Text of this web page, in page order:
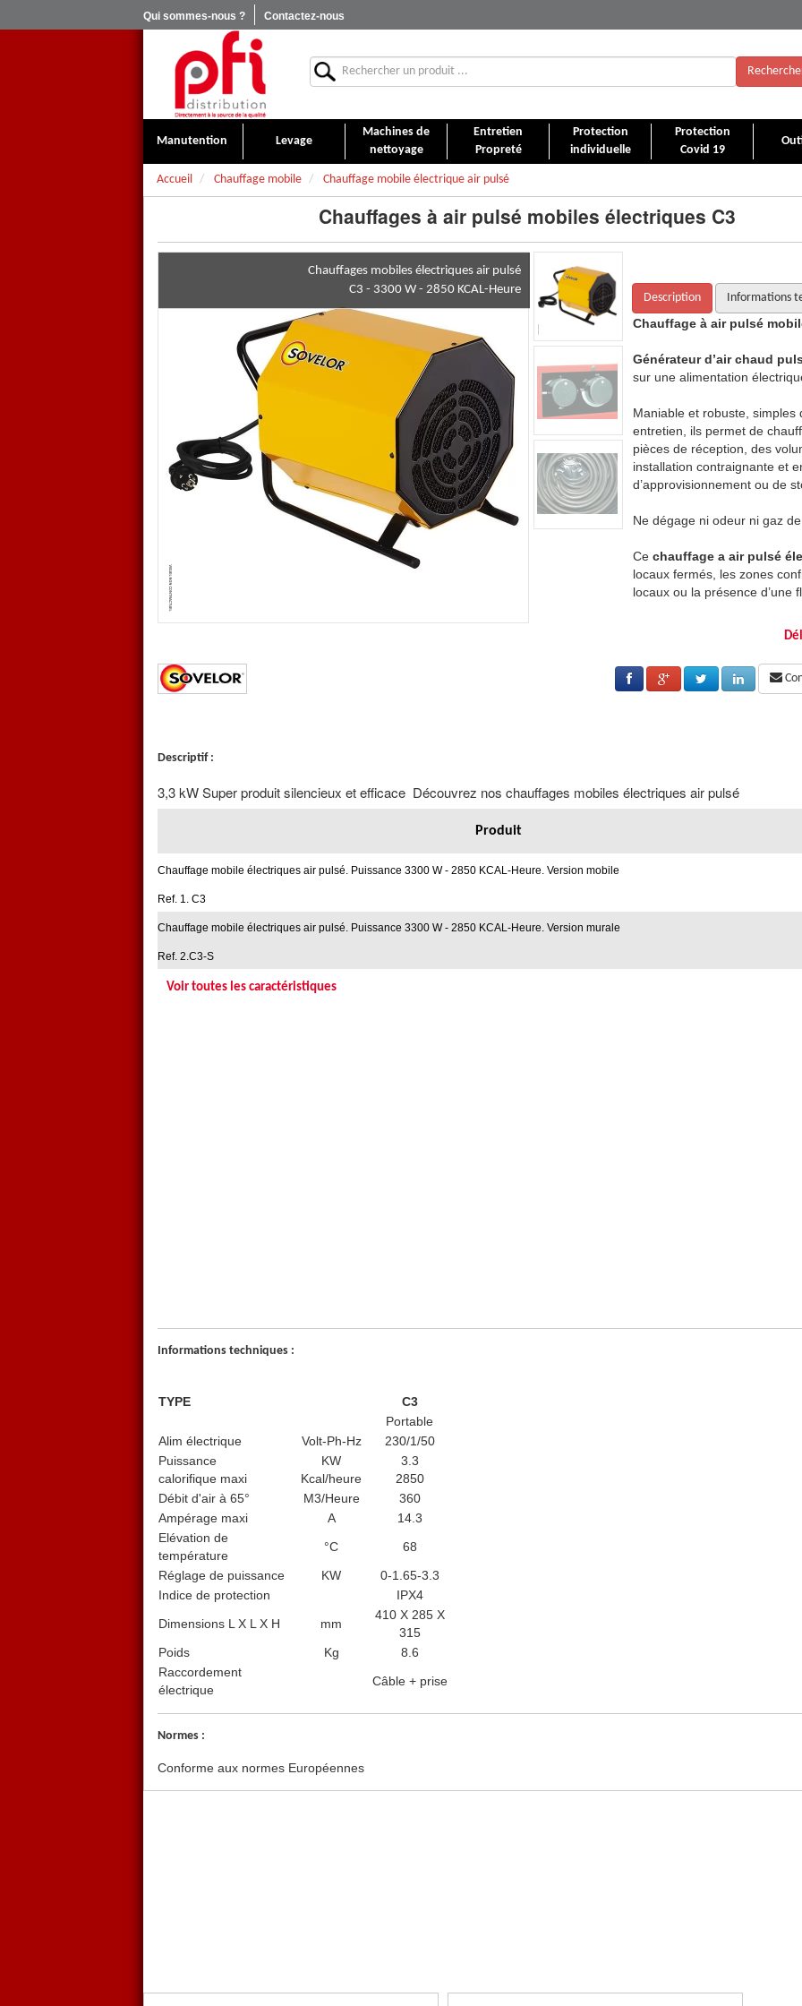
Qui sommes-nous ? Contactez-nous
Manutention Levage
Machines de
nettoyage
Entretien
Propreté
Protection
individuelle
Protection
Covid 19
Accueil Chauffage mobile Chauffage mobile électrique air pulsé
Chauffages à air pulsé mobiles électriques C3
Chauffages mobiles électriques air pulsé
C3 - 3300 W - 2850 KCAL-Heure
Description Informations
Chauffageà air pulsé mobile électrique C3
Générateur d’air chaud pulsé mobile C3
fonctionnant exclusivement
sur une alimentation électrique.
Maniable et robuste, simples d’utilisation et ne nécessitant aucun
entretien, ils permet de chauffer des locaux fermés, des ateliers, des
pièces de réception, des volumes de stockage, des chantiers, sans
installation contraignante et en évitant les difficultés
d’approvisionnement ou de stockage de carburant.
Ne dégage ni odeur ni gaz de combustion, ils délivre une chaleur saine.
chauffage a air pulsé électrique C3
PRATIQUE: Le thermostat d’ambiance intégré gère automatiquement
ROBUSTE
Fabrication Française
Chauffage à air pulsé
Générateur d’air chaud
sur une alimentation
Maniable et robuste, simples
entretien, ils permet de
pièces de réception, des
installation contraignante et
d’approvisionnement ou de
Ne dégage ni odeur ni gaz
Ce chauffage a air pulsé
locaux fermés, les zones
locaux ou la présence d’une
: Le thermostat
ROBUSTE
: Le moteur est
: Les
chaleur et permettent
Fabrication Française
Descriptif :
3,3 kW Super produit silencieux et efficace Découvrez nos chauffages mobiles électriques air pulsé
Produit
Chauffage mobile électriques air pulsé. Puissance 3300 W - 2850 KCAL-Heure. Version mobile
Ref. 1. C3
Chauffage mobile électriques air pulsé. Puissance 3300 W - 2850 KCAL-Heure. Version murale
Ref. 2.C3-S
Voir toutes les caractéristiques
Informations techniques :
TYPE
C3
Portable
Alim électrique
Volt-Ph-Hz
230/1/50
Puissance
calorifique maxi
KW
Kcal/heure
3.3
2850
Débit d'air à 65°
M3/Heure
360
Ampérage maxi
A
14.3
Elévation de
température
°C
68
Réglage de puissance
KW
0-1.65-3.3
Indice de protection
IPX4
Dimensions L X L X H
mm
410 X 285 X
315
Poids
Kg
8.6
Raccordement
électrique
Câble + prise
Normes :
Conforme aux normes Européennes